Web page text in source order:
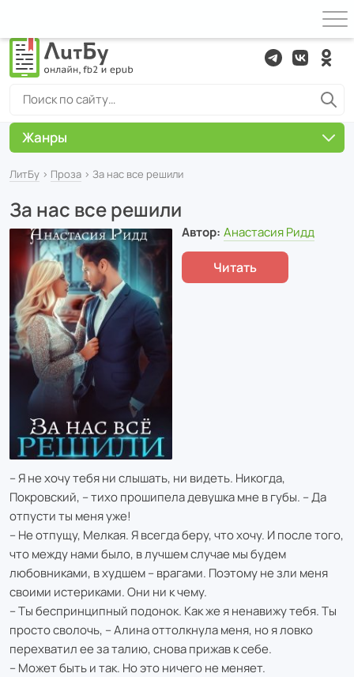
ЛитБу › Проза › За нас все решили
За нас все решили
Автор: Анастасия Ридд
Читать
– Я не хочу тебя ни слышать, ни видеть. Никогда,
Покровский, – тихо прошипела девушка мне в губы. – Да
отпусти ты меня уже!
– Не отпущу, Мелкая. Я всегда беру, что хочу. И после того,
что между нами было, в лучшем случае мы будем
любовниками, в худшем – врагами. Поэтому не зли меня
своими истериками. Они ни к чему.
– Ты беспринципный подонок. Как же я ненавижу тебя. Ты
просто сволочь, – Алина оттолкнула меня, но я ловко
перехватил ее за талию, снова прижав к себе.
– Может быть и так. Но это ничего не меняет.
Жанры